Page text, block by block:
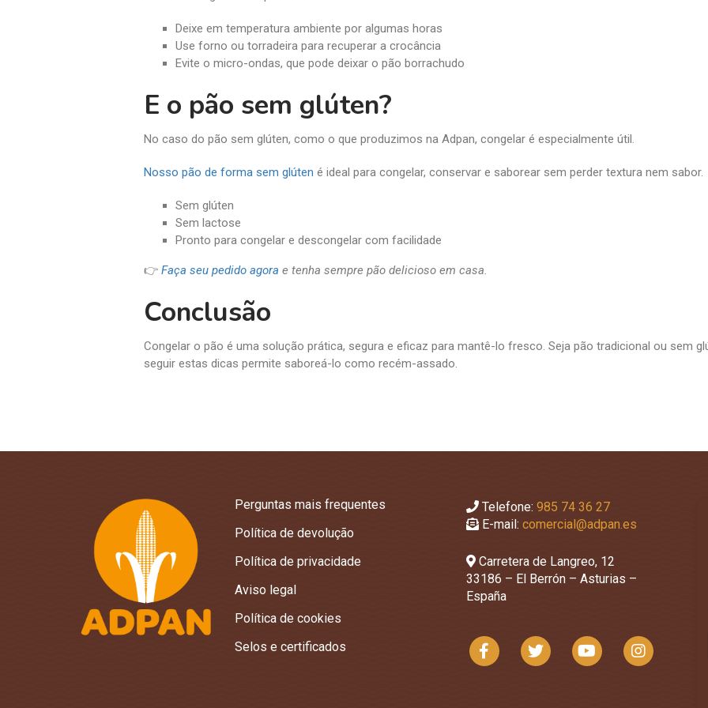
Deixe em temperatura ambiente por algumas horas
Use forno ou torradeira para recuperar a crocância
Evite o micro-ondas, que pode deixar o pão borrachudo
E o pão sem glúten?
No caso do pão sem glúten, como o que produzimos na Adpan, congelar é especialmente útil.
Nosso pão de forma sem glúten é ideal para congelar, conservar e saborear sem perder textura nem sabor.
Sem glúten
Sem lactose
Pronto para congelar e descongelar com facilidade
👉 Faça seu pedido agora e tenha sempre pão delicioso em casa.
Conclusão
Congelar o pão é uma solução prática, segura e eficaz para mantê-lo fresco. Seja pão tradicional ou sem
seguir estas dicas permite saboreá-lo como recém-assado.
Perguntas mais frequentes
Política de devolução
Política de privacidade
Aviso legal
Política de cookies
Selos e certificados
Telefone: 985 74 36 27
E-mail: comercial@adpan.es
Carretera de Langreo, 12
33186 – El Berrón – Asturias –
España